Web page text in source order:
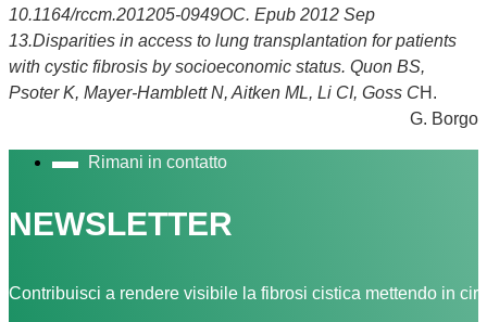
10.1164/rccm.201205-0949OC. Epub 2012 Sep
13.Disparities in access to lung transplantation for patients
with cystic fibrosis by socioeconomic status. Quon BS,
Psoter K, Mayer-Hamblett N, Aitken ML, Li CI, Goss CH.
G. Borgo
Rimani in contatto
NEWSLETTER
Contribuisci a rendere visibile la fibrosi cistica mettendo in